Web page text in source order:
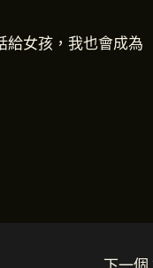
給女孩，我也會成為